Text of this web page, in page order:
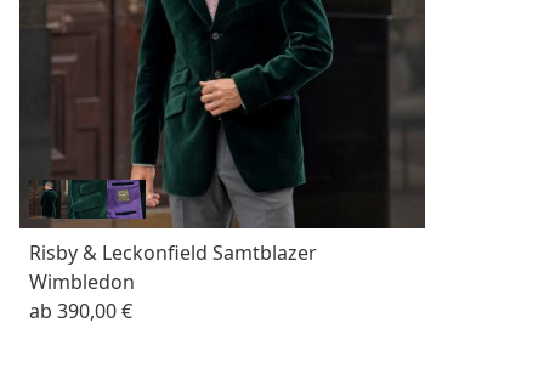
Risby & Leckonfield Samtblazer
Wimbledon
ab 390,00 €